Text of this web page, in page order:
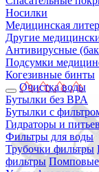
Носилки
Медицинская
Другие
Антивирусные
Подсумки
Когезивные бинты
Очистка воды
Бутылки без BPA
Бутылки с
Гидраторы и
Фильтры для воды
Трубочки фильтры
фильтры